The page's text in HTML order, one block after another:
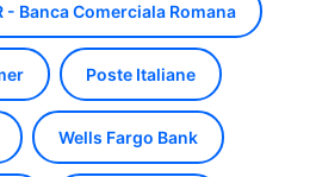
- Banca Comerciala Romana
Poste Italiane
Wells Fargo Bank